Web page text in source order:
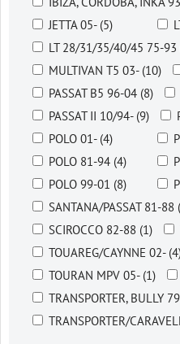
JETTA 05- (5)
LT 28/31/35/40/45 75-93
MULTIVAN T5 03- (10)
PASSAT B5 96-04 (8)
PASSAT II 10/94- (9)
POLO 01- (4)
POLO 81-94 (4)
POLO 99-01 (8)
SANTANA/PASSAT 81-88
SCIROCCO 82-88 (1)
TOUAREG/CAYNNE 02-
TOURAN MPV 05- (1)
TRANSPORTER, BULLY
TRANSPORTER/